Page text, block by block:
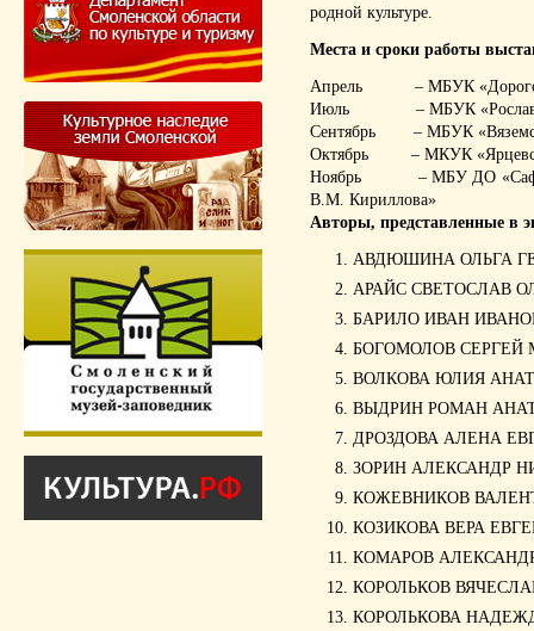
родной культуре.
Места и сроки работы
Апрель – МБУК
Июль – МБУК
Сентябрь – МБУК
Октябрь – МКУК
Ноябрь – МБУ ДО
В.М. Кириллова»
Авторы, представленные в
АВДЮШИНА ОЛЬГА
АРАЙС СВЕТОСЛАВ
БАРИЛО ИВАН
БОГОМОЛОВ СЕРГЕЙ
ВОЛКОВА ЮЛИЯ
ВЫДРИН РОМАН
ДРОЗДОВА АЛЕНА
ЗОРИН АЛЕКСАНДР
КОЖЕВНИКОВ
КОЗИКОВА ВЕРА
КОМАРОВ
КОРОЛЬКОВ
КОРОЛЬКОВА